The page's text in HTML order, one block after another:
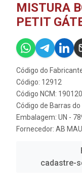
MISTURA
PETIT
Código do
Código: 12912
Código NCM:
Código de Barras
Embalagem: UN -
Fornecedor: AB
cadastre-